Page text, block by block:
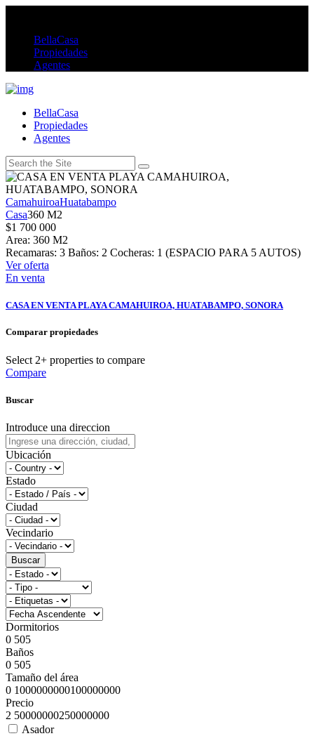
BellaCasa
Propiedades
Agentes
BellaCasa
Propiedades
Agentes
CamahuiroaHuatabampo
Casa360 M2
$1 700 000
Area: 360 M2
Recamaras: 3 Baños: 2 Cocheras: 1 (ESPACIO PARA 5 AUTOS)
Ver oferta
En venta
CASA EN VENTA PLAYA CAMAHUIROA, HUATABAMPO, SONORA
Comparar propiedades
Select 2+ properties to compare
Compare
Buscar
Introduce una direccion
Ubicación
Estado
Ciudad
Vecindario
Buscar
Dormitorios
0 505
Baños
0 505
Tamaño del área
0 1000000000100000000
Precio
2 50000000250000000
Asador